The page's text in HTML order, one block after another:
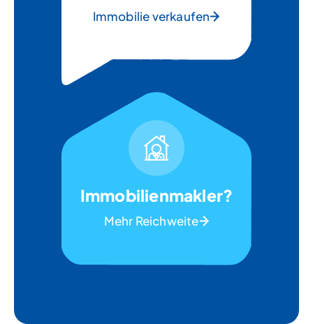
Immobilie verkaufen
Immobilienmakler?
Mehr Reichweite